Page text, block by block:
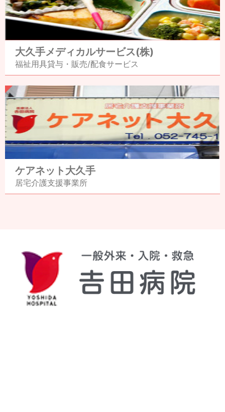
大久手メディカルサービス(株)
福祉用具貸与・販売/配食サービス
ケアネット大久手
居宅介護支援事業所